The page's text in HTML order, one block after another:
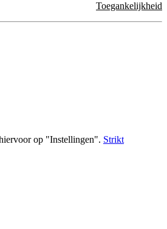
Toegankelijkheid
op "Instellingen". Strikt